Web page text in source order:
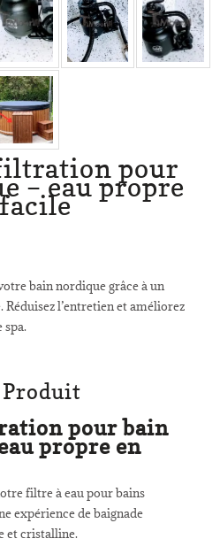
pour
– eau propre
bain nordique grâce à un
l’entretien et améliorez
pour bain
propre en
filtre à eau pour bains
expérience de baignade
et cristalline.